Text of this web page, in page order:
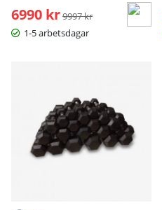
6990 kr Ordinarie pris:
9997 kr
1-5 arbetsdagar